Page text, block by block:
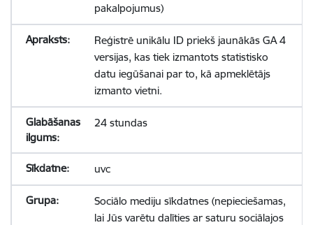
pakalpojumus)
Reģistrē unikālu ID priekš jaunākās GA 4
versijas, kas tiek izmantots statistisko
datu iegūšanai par to, kā apmeklētājs
izmanto vietni.
24 stundas
uvc
Sociālo mediju sīkdatnes (nepieciešamas,
lai Jūs varētu dalīties ar saturu sociālajos